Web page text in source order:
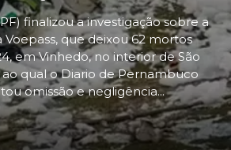
finalizou a investigação sobre a
Voepass, que deixou 62 mortos
em Vinhedo, no interior de São
ao qual o Diario de Pernambuco
omissão e negligência...